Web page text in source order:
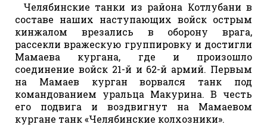
Челябинские танки из района Котлубани в
составе наших наступающих войск острым
кинжалом врезались в оборону врага,
рассекли вражескую группировку и достигли
Мамаева кургана, где и произошло
соединение войск 21-й и 62-й армий. Первым
на Мамаев курган ворвался танк под
командованием уральца Макурина. В честь
его подвига и воздвигнут на Мамаевом
кургане танк «Челябинские колхозники».